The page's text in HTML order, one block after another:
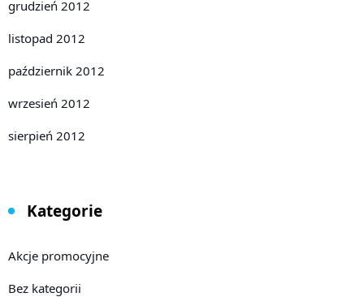
grudzień 2012
listopad 2012
październik 2012
wrzesień 2012
sierpień 2012
Kategorie
Akcje promocyjne
Bez kategorii